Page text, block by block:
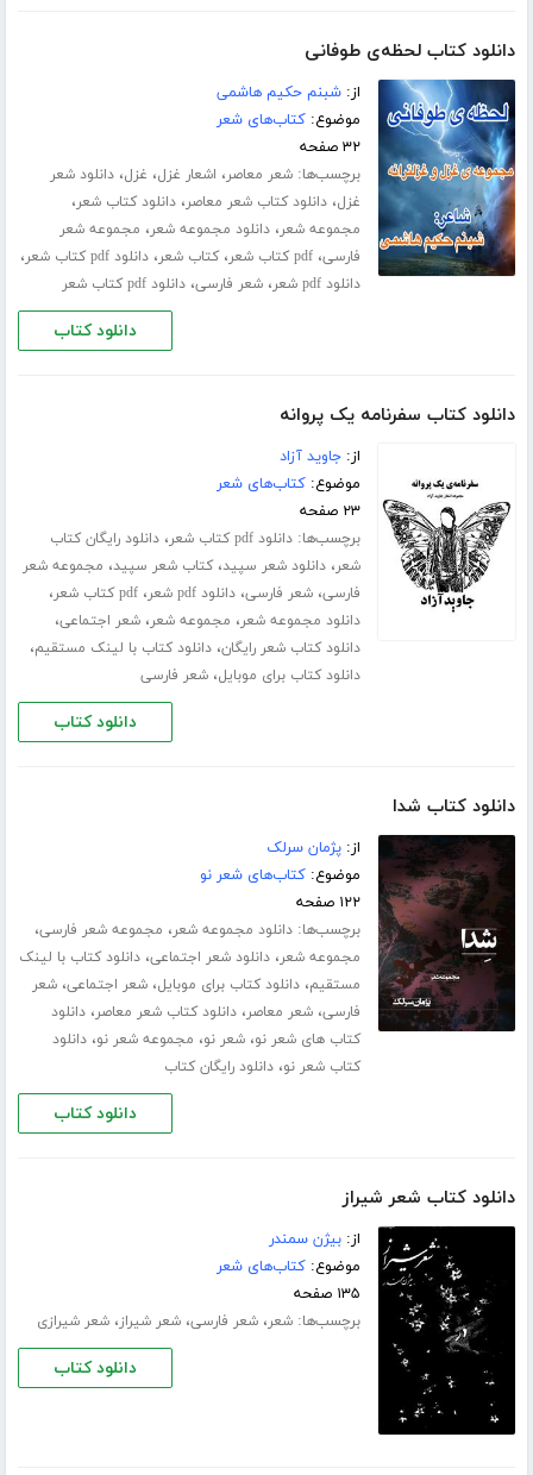
دانلود کتاب لحظه‌ی طوفانی
از:شبنم حکیم هاشمی
موضوع:کتاب‌های شعر
۳۲ صفحه
برچسب‌ها:شعر معاصر، اشعار غزل، غزل،دانلود شعر
غزل،دانلود کتاب شعر معاصر،دانلود کتاب شعر،
مجموعه شعر،دانلود مجموعه شعر، مجموعه شعر
فارسی،pdf کتاب شعر ،کتاب شعر،دانلود pdf کتاب شعر ،
دانلود pdf شعر ،شعر فارسی،دانلود pdf کتاب شعر
دانلود کتاب
دانلود کتاب سفرنامه‌ یک پروانه
از:جاوید آزاد
موضوع:کتاب‌های شعر
۲۳ صفحه
برچسب‌ها:دانلود pdf کتاب شعر ،دانلود رایگان کتاب
شعر،دانلود شعر سپید،کتاب شعر سپید، مجموعه شعر
فارسی،شعر فارسی،دانلود pdf شعر ،pdf کتاب شعر ،
دانلود مجموعه شعر، مجموعه شعر،شعر اجتماعی،
دانلود کتاب شعر رایگان،دانلود کتاب با لینک مستقیم،
دانلود کتاب برای موبایل،شعر فارسی
دانلود کتاب
دانلود کتاب شدا
از:پژمان سرلک
موضوع:کتاب‌های شعر نو
۱۲۲ صفحه
برچسب‌ها:دانلود مجموعه شعر، مجموعه شعر فارسی،
مجموعه شعر،دانلود شعر اجتماعی،دانلود کتاب با لینک
مستقیم،دانلود کتاب برای موبایل،شعر اجتماعی،شعر
فارسی،شعر معاصر،دانلود کتاب شعر معاصر،دانلود
کتاب های شعر نو،شعر نو، مجموعه شعر نو،دانلود
کتاب شعر نو،دانلود رایگان کتاب
دانلود کتاب
دانلود کتاب شعر شیراز
از:بیژن سمندر
موضوع:کتاب‌های شعر
۱۳۵ صفحه
برچسب‌ها:شعر،شعر فارسی،شعر شیراز،شعر شیرازی
دانلود کتاب